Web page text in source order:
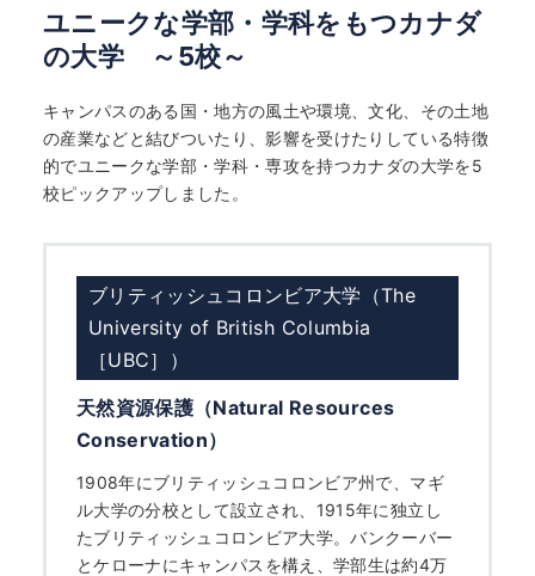
ユニークな学部・学科をもつカナダ
の大学 ～5校～
キャンパスのある国・地方の風土や環境、文化、その土地
の産業などと結びついたり、影響を受けたりしている特徴
的でユニークな学部・学科・専攻を持つカナダの大学を5
校ピックアップしました。
ブリティッシュコロンビア大学（The
University of British Columbia
［UBC］）
天然資源保護（Natural Resources
Conservation）
1908年にブリティッシュコロンビア州で、マギ
ル大学の分校として設立され、1915年に独立し
たブリティッシュコロンビア大学。バンクーバー
とケローナにキャンパスを構え、学部生は約4万